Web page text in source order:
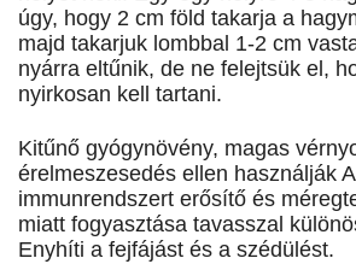
úgy, hogy 2 cm föld takarja a
majd takarjuk lombbal 1-2 cm
nyárra eltűnik, de ne felejtsük el,
nyirkosan kell tartani.
Kitűnő gyógynövény, magas
érelmeszesedés ellen használják
immunrendszert erősítő és
miatt fogyasztása tavasszal
Enyhíti a fejfájást és a szédülést.